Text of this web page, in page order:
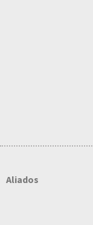
Aliados